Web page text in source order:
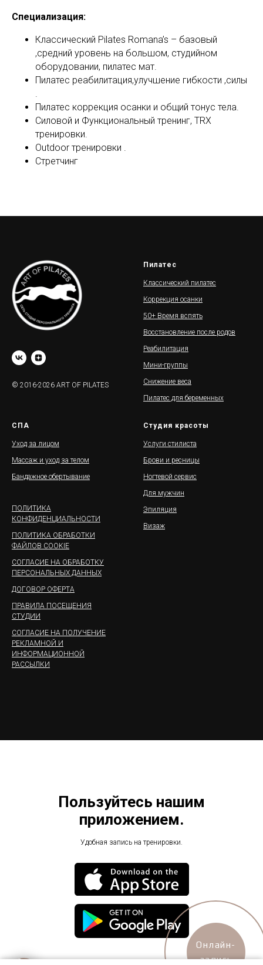
Специализация:
Классический Pilates Romana’s – базовый
,средний уровень на большом, студийном
оборудовании, пилатес мат.
Пилатес реабилитация,улучшение гибкости ,силы
.
Пилатес коррекция осанки и общий тонус тела.
Силовой и Функциональный тренинг, TRX
тренировки.
Outdoor тренировки .
Стретчинг
© 2016-2026 ART OF PILATES
Пилатес
Классический пилатес
Коррекция осанки
50+ Время вспять
Восстановление после родов
Реабилитация
Мини-группы
Снижение веса
Пилатес для беременных
СПА
Уход за лицом
Массаж и уход за телом
Бандажное обертывание
ПОЛИТИКА
КОНФИДЕНЦИАЛЬНОСТИ
ПОЛИТИКА ОБРАБОТКИ
ФАЙЛОВ COOKIE
СОГЛАСИЕ НА ОБРАБОТКУ
ПЕРСОНАЛЬНЫХ ДАННЫХ
ДОГОВОР ОФЕРТА
ПРАВИЛА ПОСЕЩЕНИЯ
СТУДИИ
СОГЛАСИЕ НА ПОЛУЧЕНИЕ
РЕКЛАМНОЙ И
ИНФОРМАЦИОННОЙ
РАССЫЛКИ
Студия красоты
Услуги стилиста
Брови и ресницы
Ногтевой сервис
Для мужчин
Эпиляция
Визаж
Пользуйтесь нашим
приложением.
Удобная запись на тренировки.
Онлайн-
запись